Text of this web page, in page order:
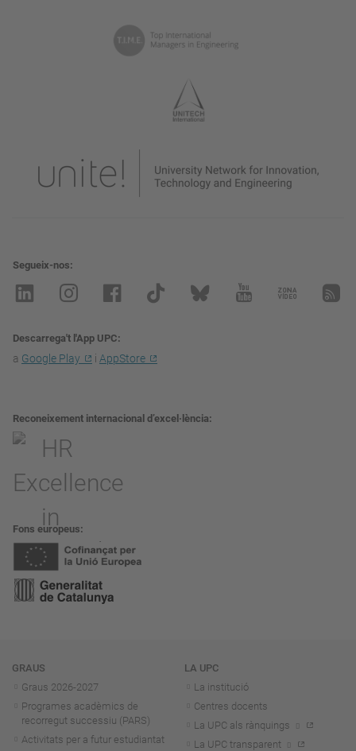
Segueix-nos
Descarrega't l'App UPC
a Google Play i AppStore
Reconeixement internacional d’excel·lència
Fons europeus
Navegació
GRAUS
Graus 2026-2027
Programes acadèmics de
recorregut successiu (PARS)
Activitats per a futur estudiantat
LA UPC
La institució
Centres docents
La UPC als rànquings
La UPC transparent